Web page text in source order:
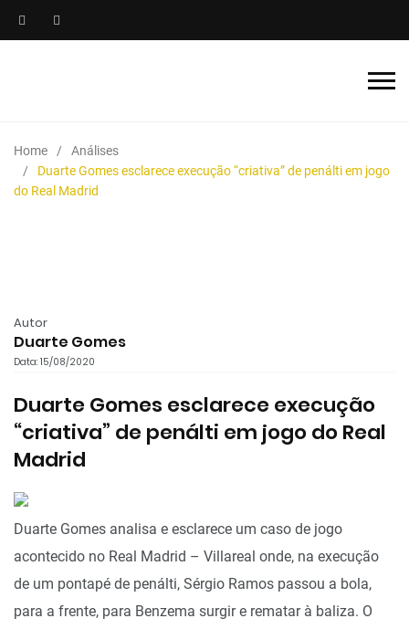
Home
Análises
Duarte Gomes esclarece execução “criativa” de penálti em jogo
do Real Madrid
Autor
Duarte Gomes
Data: 15/08/2020
Duarte Gomes esclarece execução
“criativa” de penálti em jogo do Real
Madrid
Duarte Gomes analisa e esclarece um caso de jogo
acontecido no Real Madrid – Villareal onde, na execução
de um pontapé de penálti, Sérgio Ramos passou a bola,
para a frente, para Benzema surgir e rematar à baliza. O